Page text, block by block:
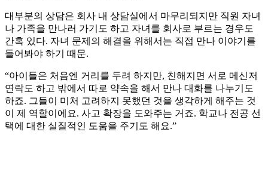
대부분의 상담은 회사 내 상담실에서 마무리되지만 직원 자녀
나 가족을 만나러 가기도 하고 자녀를 회사로 부르는 경우도
간혹 있다. 자녀 문제의 해결을 위해서는 직접 만나 이야기를
들어봐야 하기 때문.
“아이들은 처음엔 거리를 두려 하지만, 친해지면 서로 메신저
연락도 하고 밖에서 따로 약속을 해서 만나 대화를 나누기도
하죠. 그들이 미처 고려하지 못했던 것을 생각하게 해주는 것
이 제 역할이에요. 사고 확장을 도와주는 거죠. 학교나 전공 선
택에 대한 실질적인 도움을 주기도 해요.”